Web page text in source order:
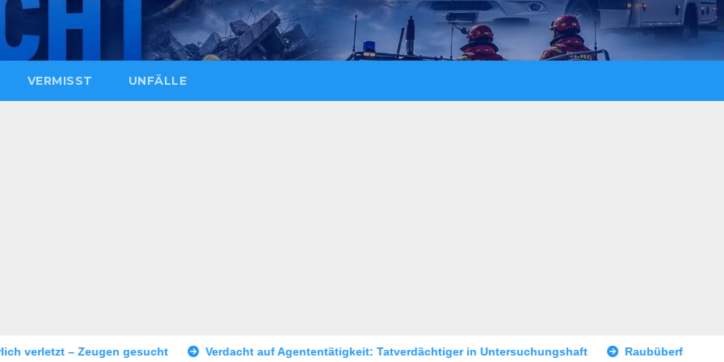
VERMISST UNFÄLLE
Verdacht auf Agententätigkeit: Tatverdächtiger in Untersuchungshaft Raubüberfall im Prostitutionsgewerbe